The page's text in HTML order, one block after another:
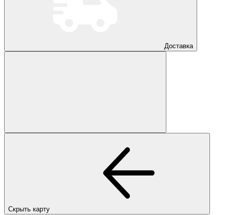
Доставка
Скрыть карту